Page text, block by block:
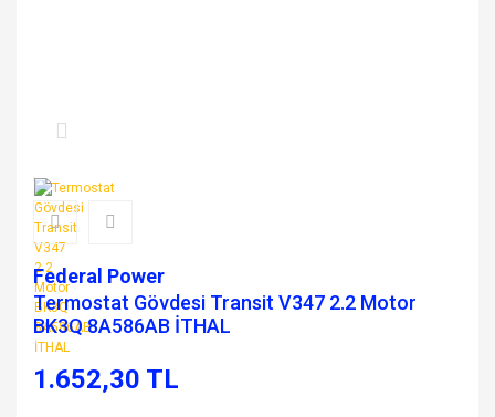
Federal Power
Termostat Gövdesi Transit V347 2.2 Motor
BK3Q 8A586AB İTHAL
1.652,30 TL